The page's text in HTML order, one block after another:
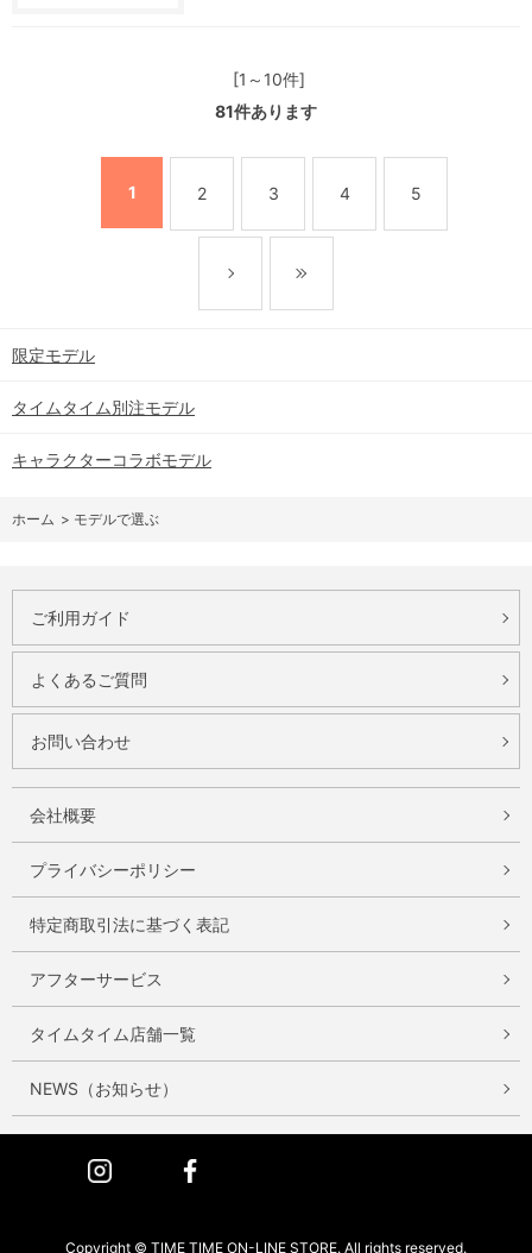
[1～10件]
81件あります
1 2 3 4 5
限定モデル
タイムタイム別注モデル
キャラクターコラボモデル
ホーム > モデルで選ぶ
ご利用ガイド
よくあるご質問
お問い合わせ
会社概要
プライバシーポリシー
特定商取引法に基づく表記
アフターサービス
タイムタイム店舗一覧
NEWS（お知らせ）
Instagram
Copyright © TIME TIME ON-LINE STORE. All rights reserved.